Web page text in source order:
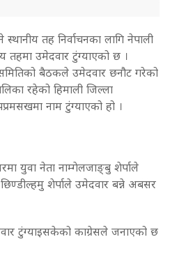
तह निर्वाचनका लागि नेपाली
तहमा उमेदवार टुंग्याएको छ ।
समितिको बैठकले उमेदवार छनौट गरेको
रहेको हिमाली जिल्ला
नाम टुंग्याएको हो ।
युवा नेता नाम्गेलजाङ्बु शेर्पाले
शेर्पाले उमेदवार बन्ने अबसर
टुंग्याइसकेको काग्रेसले जनाएको छ